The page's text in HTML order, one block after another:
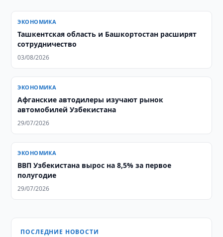
ЭКОНОМИКА
Ташкентская область и Башкортостан расширят
сотрудничество
03/08/2026
ЭКОНОМИКА
Афганские автодилеры изучают рынок
автомобилей Узбекистана
29/07/2026
ЭКОНОМИКА
ВВП Узбекистана вырос на 8,5% за первое
полугодие
29/07/2026
ПОСЛЕДНИЕ НОВОСТИ